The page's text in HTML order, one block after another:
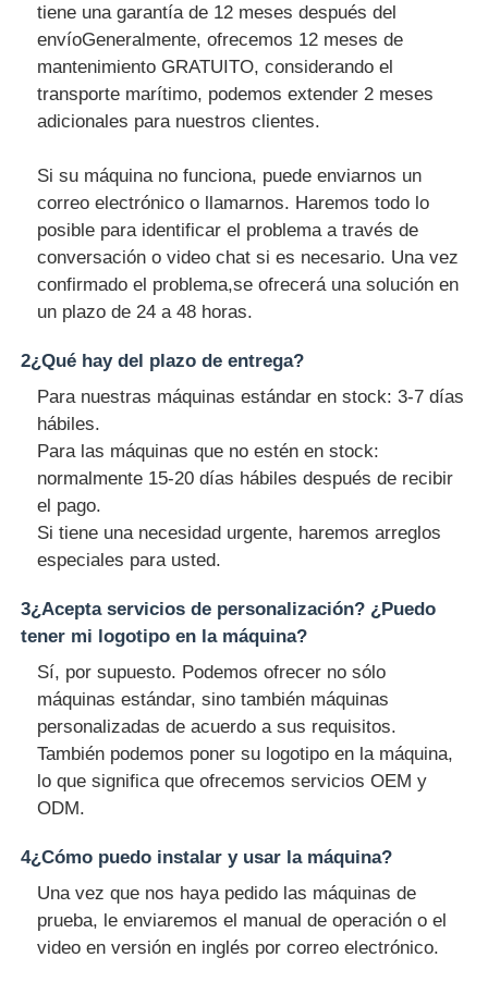
tiene una garantía de 12 meses después del
envíoGeneralmente, ofrecemos 12 meses de
mantenimiento GRATUITO, considerando el
transporte marítimo, podemos extender 2 meses
adicionales para nuestros clientes.
Si su máquina no funciona, puede enviarnos un
correo electrónico o llamarnos. Haremos todo lo
posible para identificar el problema a través de
conversación o video chat si es necesario. Una vez
confirmado el problema,se ofrecerá una solución en
un plazo de 24 a 48 horas.
2¿Qué hay del plazo de entrega?
Para nuestras máquinas estándar en stock: 3-7 días
hábiles.
Para las máquinas que no estén en stock:
normalmente 15-20 días hábiles después de recibir
el pago.
Si tiene una necesidad urgente, haremos arreglos
especiales para usted.
3¿Acepta servicios de personalización? ¿Puedo
tener mi logotipo en la máquina?
Sí, por supuesto. Podemos ofrecer no sólo
máquinas estándar, sino también máquinas
personalizadas de acuerdo a sus requisitos.
También podemos poner su logotipo en la máquina,
lo que significa que ofrecemos servicios OEM y
ODM.
4¿Cómo puedo instalar y usar la máquina?
Una vez que nos haya pedido las máquinas de
prueba, le enviaremos el manual de operación o el
video en versión en inglés por correo electrónico.